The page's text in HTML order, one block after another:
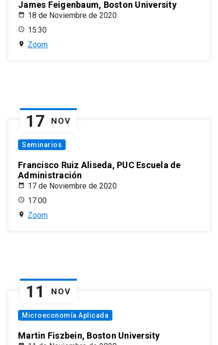
James Feigenbaum, Boston University
18 de Noviembre de 2020
15:30
Zoom
17 NOV
Seminarios
Francisco Ruiz Aliseda, PUC Escuela de
Administración
17 de Noviembre de 2020
17:00
Zoom
11 NOV
Microeconomía Aplicada
Martin Fiszbein, Boston University